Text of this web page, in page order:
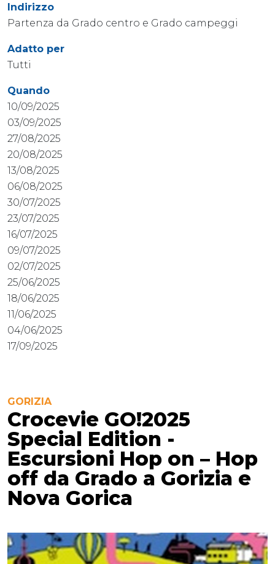
Indirizzo
Partenza da Grado centro e Grado campeggi
Adatto per
Tutti
Quando
10/09/2025
03/09/2025
27/08/2025
20/08/2025
13/08/2025
06/08/2025
30/07/2025
23/07/2025
16/07/2025
09/07/2025
02/07/2025
25/06/2025
18/06/2025
11/06/2025
04/06/2025
17/09/2025
GORIZIA
Crocevie GO!2025
Special Edition -
Escursioni Hop on – Hop
off da Grado a Gorizia e
Nova Gorica